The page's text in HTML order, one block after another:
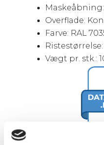
Maskeåbning:
Overflade:
Farve: RAL
Ristestørrelse:
Vægt pr. stk.: